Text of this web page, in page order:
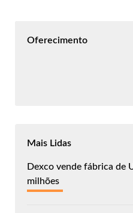
Oferecimento
Mais Lidas
Dexco vende fábrica de
milhões